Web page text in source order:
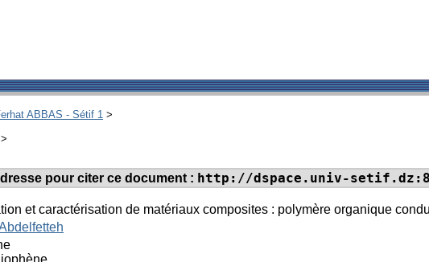
ABBAS - Sétif 1 >
>
pour citer ce document : http://dspace.univ-
et caractérisation de matériaux composites : polymère organique